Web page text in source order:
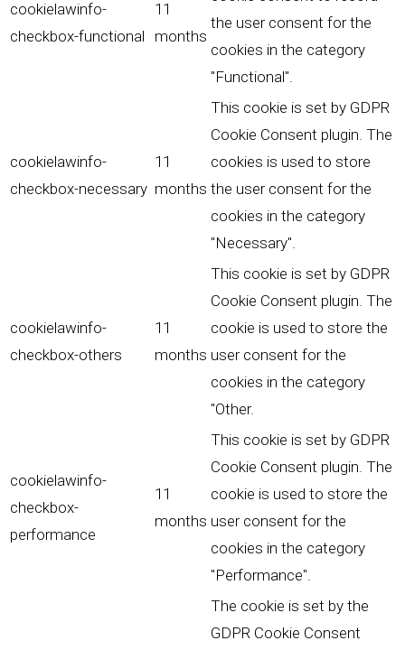
cookielawinfo-
checkbox-functional
11
months
the user consent for the
cookies in the category
"Functional".
cookielawinfo-
checkbox-necessary
11
months
This cookie is set by GDPR
Cookie Consent plugin. The
cookies is used to store
the user consent for the
cookies in the category
"Necessary".
cookielawinfo-
checkbox-others
11
months
This cookie is set by GDPR
Cookie Consent plugin. The
cookie is used to store the
user consent for the
cookies in the category
"Other.
cookielawinfo-
checkbox-
performance
11
months
This cookie is set by GDPR
Cookie Consent plugin. The
cookie is used to store the
user consent for the
cookies in the category
"Performance".
The cookie is set by the
GDPR Cookie Consent